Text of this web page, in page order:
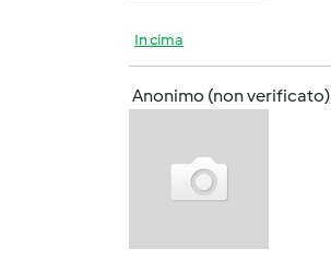
In cima
Anonimo (non verificato)